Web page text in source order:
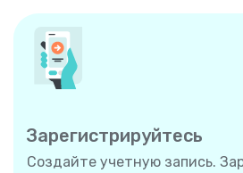
Зарегистрируйтесь
Создайте учетную запись.